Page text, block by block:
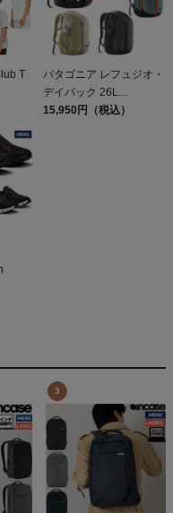
T
パタゴニア レフュジオ・
デイパック 26L
PATAGONIA REFUGIO
15,950円（税込）